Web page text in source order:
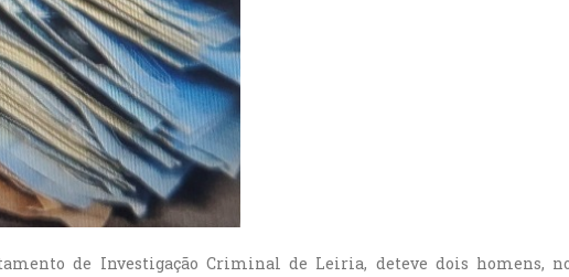
de Investigação Criminal de Leiria, deteve dois homens,